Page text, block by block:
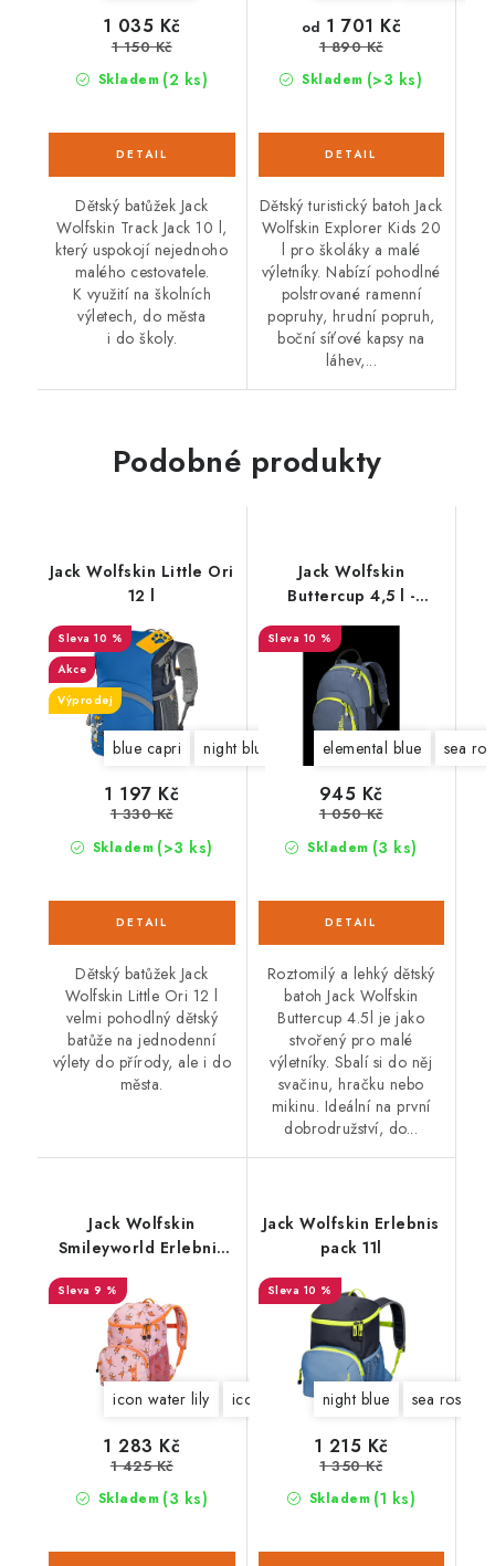
Skladem (2 ks)
1 035 Kč
1 150 Kč
Dětský batůžek Jack
Wolfskin Track Jack 10 l,
který uspokojí nejednoho
malého cestovatele.
K využití na školních
výletech, do města
i do školy.
Skladem (>3 ks)
od 1 701 Kč
1 890 Kč
Dětský turistický batoh Jack
Wolfskin Explorer Kids 20
l pro školáky a malé
výletníky. Nabízí pohodlné
polstrované ramenní
popruhy, hrudní popruh,
boční síťové kapsy na
láhev,...
Podobné produkty
Jack Wolfskin Little Ori
12 l
10 %
Akce
Výprodej
blue capri night blue grape leaf orchid
Skladem (>3 ks)
1 197 Kč
1 330 Kč
Dětský batůžek Jack
Wolfskin Little Ori 12 l
velmi pohodlný dětský
batůže na jednodenní
výlety do přírody, ale i do
města.
Jack Wolfskin
Buttercup 4,5 l -
2003763
10 %
elemental blue sea
Skladem (3 ks)
945 Kč
1 050 Kč
Roztomilý a lehký dětský
batoh Jack Wolfskin
Buttercup 4.5l je jako
stvořený pro malé
výletníky. Sbalí si do něj
svačinu, hračku nebo
mikinu. Ideální na první
dobrodružství, do...
Jack Wolfskin
Smileyworld Erlebnis
9 %
icon water lily icon mint leaf
Skladem (3 ks)
1 283 Kč
1 425 Kč
Jack Wolfskin Erlebnis
pack 11l
10 %
night blue sea rose
Skladem (1 ks)
1 215 Kč
1 350 Kč